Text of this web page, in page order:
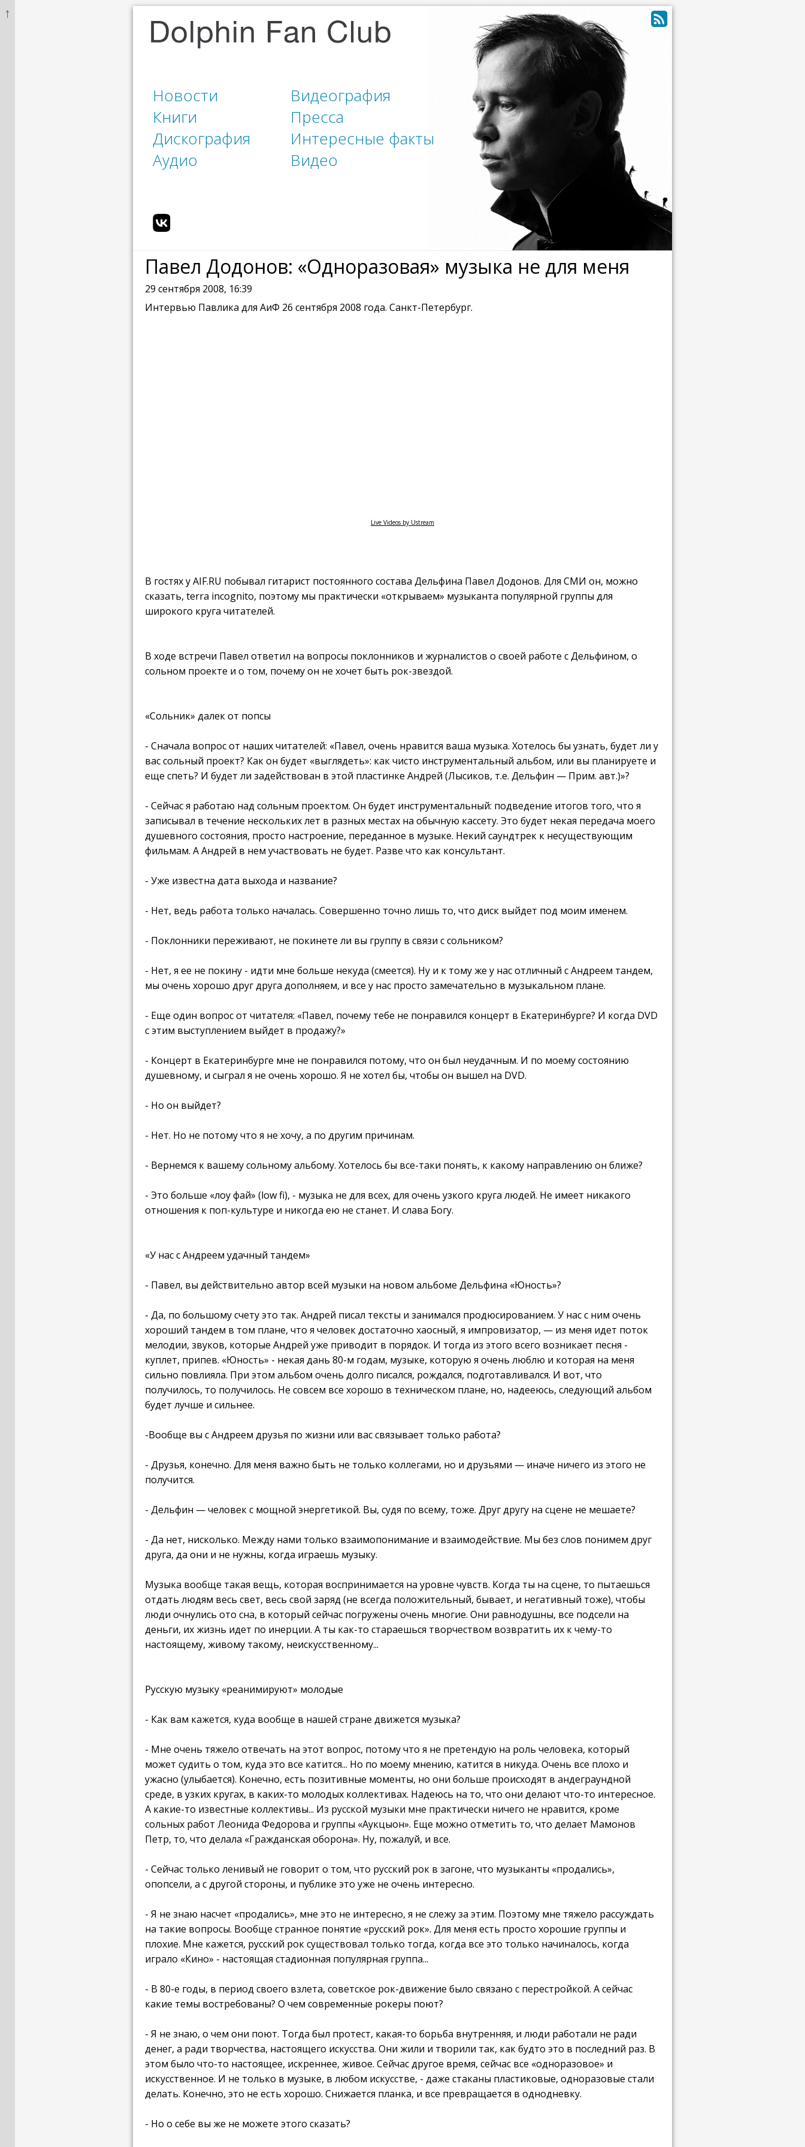
↑
Новости
Книги
Дискография
Аудио
Видеография
Пресса
Интересные факты
Видео
Павел Додонов: «Одноразовая» музыка не для меня
29 сентября 2008, 16:39
Интервью Павлика для АиФ 26 сентября 2008 года. Санкт-Петербург.
Live Videos by Ustream
В гостях у AIF.RU побывал гитарист постоянного состава Дельфина Павел Додонов. Для СМИ он, можно
сказать, terra incognito, поэтому мы практически «открываем» музыканта популярной группы для
широкого круга читателей.
В ходе встречи Павел ответил на вопросы поклонников и журналистов о своей работе с Дельфином, о
сольном проекте и о том, почему он не хочет быть рок-звездой.
«Сольник» далек от попсы
- Сначала вопрос от наших читателей: «Павел, очень нравится ваша музыка. Хотелось бы узнать, будет ли у
вас сольный проект? Как он будет «выглядеть»: как чисто инструментальный альбом, или вы планируете и
еще спеть? И будет ли задействован в этой пластинке Андрей (Лысиков, т.е. Дельфин — Прим. авт.)»?
- Сейчас я работаю над сольным проектом. Он будет инструментальный: подведение итогов того, что я
записывал в течение нескольких лет в разных местах на обычную кассету. Это будет некая передача моего
душевного состояния, просто настроение, переданное в музыке. Некий саундтрек к несуществующим
фильмам. А Андрей в нем участвовать не будет. Разве что как консультант.
- Уже известна дата выхода и название?
- Нет, ведь работа только началась. Совершенно точно лишь то, что диск выйдет под моим именем.
- Поклонники переживают, не покинете ли вы группу в связи с сольником?
- Нет, я ее не покину - идти мне больше некуда (смеется). Ну и к тому же у нас отличный с Андреем тандем,
мы очень хорошо друг друга дополняем, и все у нас просто замечательно в музыкальном плане.
- Еще один вопрос от читателя: «Павел, почему тебе не понравился концерт в Екатеринбурге? И когда DVD
с этим выступлением выйдет в продажу?»
- Концерт в Екатеринбурге мне не понравился потому, что он был неудачным. И по моему состоянию
душевному, и сыграл я не очень хорошо. Я не хотел бы, чтобы он вышел на DVD.
- Но он выйдет?
- Нет. Но не потому что я не хочу, а по другим причинам.
- Вернемся к вашему сольному альбому. Хотелось бы все-таки понять, к какому направлению он ближе?
- Это больше «лоу фай» (low fi), - музыка не для всех, для очень узкого круга людей. Не имеет никакого
отношения к поп-культуре и никогда ею не станет. И слава Богу.
«У нас с Андреем удачный тандем»
- Павел, вы действительно автор всей музыки на новом альбоме Дельфина «Юность»?
- Да, по большому счету это так. Андрей писал тексты и занимался продюсированием. У нас с ним очень
хороший тандем в том плане, что я человек достаточно хаосный, я импровизатор, — из меня идет поток
мелодии, звуков, которые Андрей уже приводит в порядок. И тогда из этого всего возникает песня -
куплет, припев. «Юность» - некая дань 80-м годам, музыке, которую я очень люблю и которая на меня
сильно повлияла. При этом альбом очень долго писался, рождался, подготавливался. И вот, что
получилось, то получилось. Не совсем все хорошо в техническом плане, но, надееюсь, следующий альбом
будет лучше и сильнее.
-Вообще вы с Андреем друзья по жизни или вас связывает только работа?
- Друзья, конечно. Для меня важно быть не только коллегами, но и друзьями — иначе ничего из этого не
получится.
- Дельфин — человек с мощной энергетикой. Вы, судя по всему, тоже. Друг другу на сцене не мешаете?
- Да нет, нисколько. Между нами только взаимопонимание и взаимодействие. Мы без слов понимем друг
друга, да они и не нужны, когда играешь музыку.
Музыка вообще такая вещь, которая воспринимается на уровне чувств. Когда ты на сцене, то пытаешься
отдать людям весь свет, весь свой заряд (не всегда положительный, бывает, и негативный тоже), чтобы
люди очнулись ото сна, в который сейчас погружены очень многие. Они равнодушны, все подсели на
деньги, их жизнь идет по инерции. А ты как-то стараешься творчеством возвратить их к чему-то
настоящему, живому такому, неискусственному...
Русскую музыку «реанимируют» молодые
- Как вам кажется, куда вообще в нашей стране движется музыка?
- Мне очень тяжело отвечать на этот вопрос, потому что я не претендую на роль человека, который
может судить о том, куда это все катится... Но по моему мнению, катится в никуда. Очень все плохо и
ужасно (улыбается). Конечно, есть позитивные моменты, но они больше происходят в андеграундной
среде, в узких кругах, в каких-то молодых коллективах. Надеюсь на то, что они делают что-то интересное.
А какие-то известные коллективы... Из русской музыки мне практически ничего не нравится, кроме
сольных работ Леонида Федорова и группы «Аукцыон». Еще можно отметить то, что делает Мамонов
Петр, то, что делала «Гражданская оборона». Ну, пожалуй, и все.
- Сейчас только ленивый не говорит о том, что русский рок в загоне, что музыканты «продались»,
опопсели, а с другой стороны, и публике это уже не очень интересно.
- Я не знаю насчет «продались», мне это не интересно, я не слежу за этим. Поэтому мне тяжело рассуждать
на такие вопросы. Вообще странное понятие «русский рок». Для меня есть просто хорошие группы и
плохие. Мне кажется, русский рок существовал только тогда, когда все это только начиналось, когда
играло «Кино» - настоящая стадионная популярная группа...
- В 80-е годы, в период своего взлета, советское рок-движение было связано с перестройкой. А сейчас
какие темы востребованы? О чем современные рокеры поют?
- Я не знаю, о чем они поют. Тогда был протест, какая-то борьба внутренняя, и люди работали не ради
денег, а ради творчества, настоящего искусства. Они жили и творили так, как будто это в последний раз. В
этом было что-то настоящее, искреннее, живое. Сейчас другое время, сейчас все «одноразовое» и
искусственное. И не только в музыке, в любом искусстве, - даже стаканы пластиковые, одноразовые стали
делать. Конечно, это не есть хорошо. Снижается планка, и все превращается в однодневку.
- Но о себе вы же не можете этого сказать?